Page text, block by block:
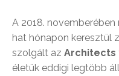
A 2018.
hat hónapon keresztül
szolgált az Architects
életük eddigi legtöbb